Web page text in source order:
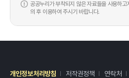
공공누리가 부착되지 않은 자료들을 사용하
의 후 이용하여 주시기 바랍니다.
개인정보처리방침 저작권정책 연락처